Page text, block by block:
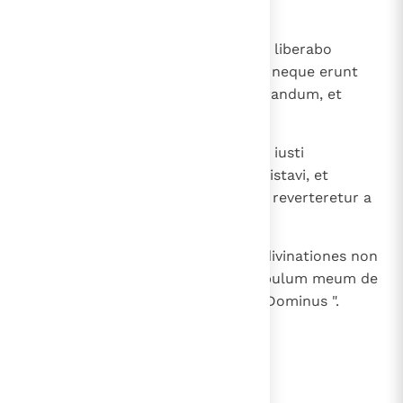
et disrumpam velamina vestra et liberabo
populum meum de manu vestra, neque erunt
ultra in manibus vestris ad praedandum, et
Pro eo quod maerere fecistis cor iusti
mendaciter, quem ego non contristavi, et
confortastis manus impii, ut non reverteretur a
propterea vana non videbitis et divinationes non
divinabitis amplius, et eruam populum meum de
manu vestra, et scietis quia ego Dominus ".